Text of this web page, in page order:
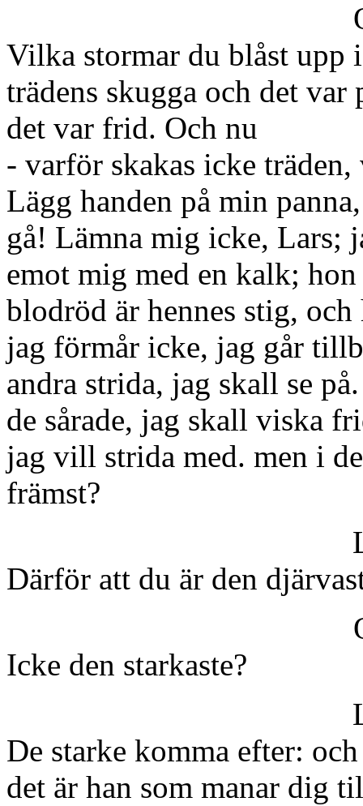
Vilka stormar du blåst upp
trädens skugga och det
det var frid. Och nu
- varför skakas icke
Lägg handen på min
gå! Lämna mig icke, Lars;
emot mig med en kalk;
blodröd är hennes stig,
jag förmår icke, jag går
andra strida, jag skall se
de sårade, jag skall viska
jag vill strida med. men i
främst?
Därför att du är den
Icke den starkaste?
De starke komma efter:
det är han som manar dig